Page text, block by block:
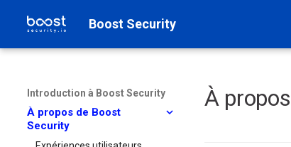
Boost Security
Introduction à Boost Security
À propos de Boost
Security
À